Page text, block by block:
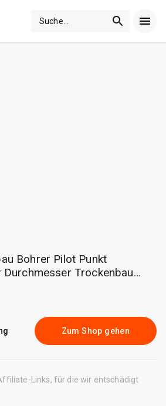
Suche
Bohrer Pilot Punkt
Durchmesser Trockenbau
Zum Shop gehen
Links, für die wir entschädigt